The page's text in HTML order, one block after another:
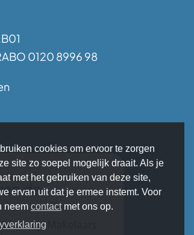
0120 8996 98
de
cookies om ervoor te zorgen
site zo soepel mogelijk draait. Als je
met het gebruiken van deze site,
ervan uit dat je ermee instemt. Voor
neem contactmet ons op.